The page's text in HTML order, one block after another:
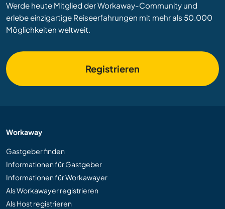
Werde heute Mitglied der Workaway-Community und
erlebe einzigartige Reiseerfahrungen mit mehr als 50.000
Möglichkeiten weltweit.
Registrieren
Workaway
Gastgeber finden
Informationen für Gastgeber
Informationen für Workawayer
Als Workawayer registrieren
Als Host registrieren